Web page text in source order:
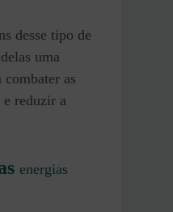
desse tipo de
uma
combater as
e reduzir a
energias